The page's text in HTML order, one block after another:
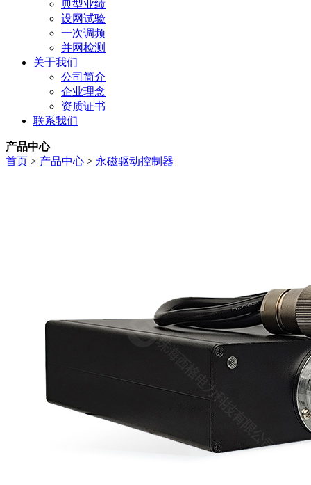
典型业绩
设网试验
一次调频
并网检测
关于我们
公司简介
企业理念
资质证书
联系我们
产品中心
首页 > 产品中心 > 永磁驱动控制器